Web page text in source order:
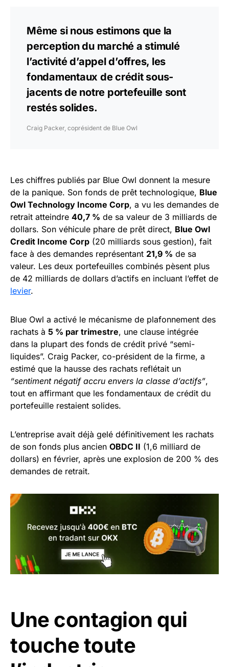
Même si nous estimons que la
perception du marché a stimulé
l’activité d’appel d’offres, les
fondamentaux de crédit sous-
jacents de notre portefeuille sont
restés solides.
Craig Packer, coprésident de Blue Owl
Les chiffres publiés par Blue Owl donnent la mesure
de la panique. Son fonds de prêt technologique, Blue
Owl Technology Income Corp, a vu les demandes de
retrait atteindre 40,7 % de sa valeur de 3 milliards de
dollars. Son véhicule phare de prêt direct, Blue Owl
Credit Income Corp (20 milliards sous gestion), fait
face à des demandes représentant 21,9 % de sa
valeur. Les deux portefeuilles combinés pèsent plus
de 42 milliards de dollars d’actifs en incluant l’effet de
levier.
Blue Owl a activé le mécanisme de plafonnement des
rachats à 5 % par trimestre, une clause intégrée
dans la plupart des fonds de crédit privé “semi-
liquides”. Craig Packer, co-président de la firme, a
estimé que la hausse des rachats reflétait un
“sentiment négatif accru envers la classe d’actifs”,
tout en affirmant que les fondamentaux de crédit du
portefeuille restaient solides.
L’entreprise avait déjà gelé définitivement les rachats
de son fonds plus ancien OBDC II (1,6 milliard de
dollars) en février, après une explosion de 200 % des
demandes de retrait.
Une contagion qui
touche toute